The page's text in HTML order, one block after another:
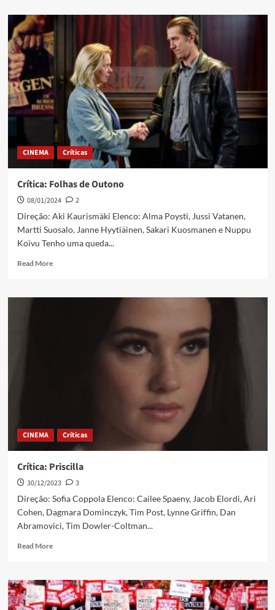
CINEMA Críticas
Crítica: Folhas de Outono
08/01/2024
2
Direção: Aki Kaurismäki Elenco: Alma Poysti, Jussi Vatanen,
Martti Suosalo, Janne Hyytiäinen, Sakari Kuosmanen e Nuppu
Koivu Tenho uma queda...
Read More
CINEMA Críticas
Crítica: Priscilla
30/12/2023
3
Direção: Sofia Coppola Elenco: Cailee Spaeny, Jacob Elordi, Ari
Cohen, Dagmara Dominczyk, Tim Post, Lynne Griffin, Dan
Abramovici, Tim Dowler-Coltman...
Read More